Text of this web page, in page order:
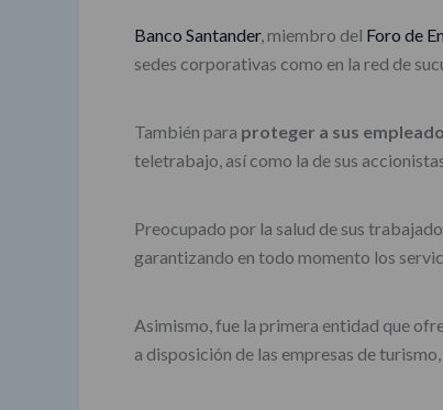
Banco Santander, miembro del Foro de
sedes corporativas como en la red de
También para proteger a sus
teletrabajo, así como la de sus
Preocupado por la salud de sus
garantizando en todo momento los
Asimismo, fue la primera entidad que
a disposición de las empresas de